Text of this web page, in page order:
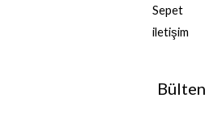
Sepet
iletişim
Bülten